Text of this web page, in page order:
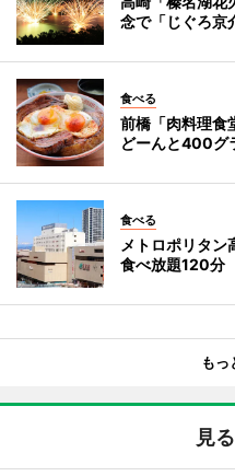
念で「じぐろ京
食べる
前橋「肉料理食
どーんと400グ
食べる
メトロポリタ
食べ放題120分
もっ
見